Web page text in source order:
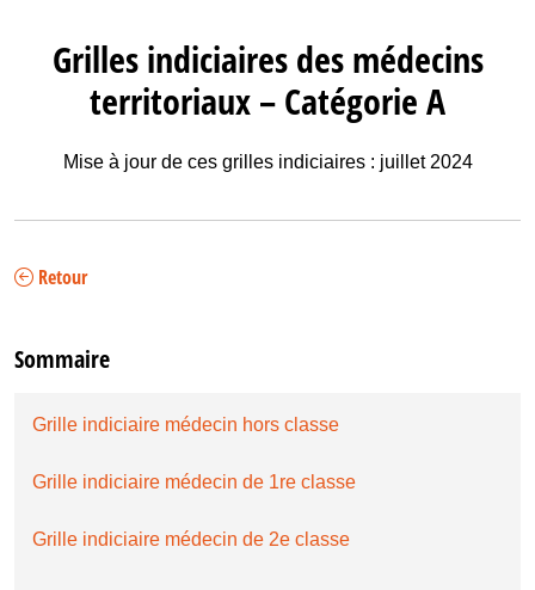
Grilles indiciaires des médecins
territoriaux – Catégorie A
Mise à jour de ces grilles indiciaires : juillet 2024
Retour
Sommaire
Grille indiciaire médecin hors classe
Grille indiciaire médecin de 1re classe
Grille indiciaire médecin de 2e classe